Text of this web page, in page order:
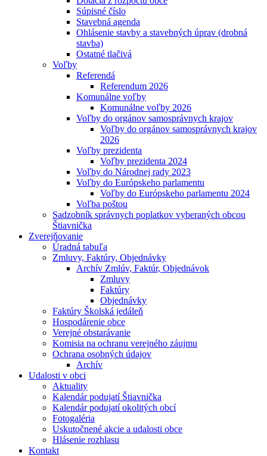
Súpisné číslo
Stavebná agenda
Ohlásenie stavby a stavebných úprav (drobná
stavba)
Ostatné tlačivá
Voľby
Referendá
Referendum 2026
Komunálne voľby
Komunálne voľby 2026
Voľby do orgánov samosprávnych krajov
Voľby do orgánov samosprávnych krajov
2026
Voľby prezidenta
Voľby prezidenta 2024
Voľby do Národnej rady 2023
Voľby do Európskeho parlamentu
Voľby do Európskeho parlamentu 2024
Voľba poštou
Sadzobník správnych poplatkov vyberaných obcou
Štiavnička
Zverejňovanie
Úradná tabuľa
Zmluvy, Faktúry, Objednávky
Archív Zmlúv, Faktúr, Objednávok
Zmluvy
Faktúry
Objednávky
Faktúry Školská jedáleň
Hospodárenie obce
Verejné obstarávanie
Komisia na ochranu verejného záujmu
Ochrana osobných údajov
Archív
Udalosti v obci
Aktuality
Kalendár podujatí Štiavnička
Kalendár podujatí okolitých obcí
Fotogaléria
Uskutočnené akcie a udalosti obce
Hlásenie rozhlasu
Kontakt